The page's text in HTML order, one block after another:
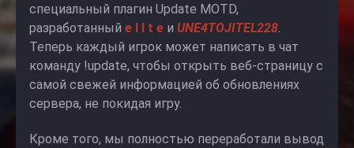
специальный плагин Update MOTD,
разработанный e l I t e и UNE4TOJITEL228.
Теперь каждый игрок может написать в чат
команду !update, чтобы открыть веб-страницу с
самой свежей информацией об обновлениях
сервера, не покидая игру.
Кроме того, мы полностью переработали вывод